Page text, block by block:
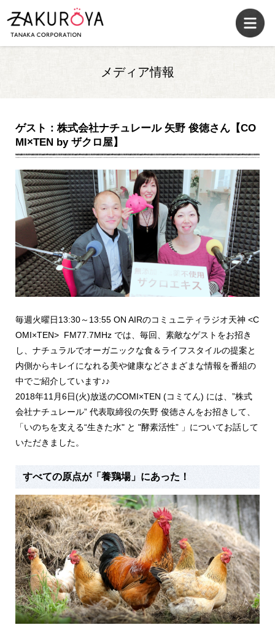
メディア情報
ゲスト：株式会社ナチュレール 矢野 俊徳さん【CO
MI×TEN by ザクロ屋】
毎週火曜日13:30～13:55 ON AIRのコミュニティラジオ天神 <C
OMI×TEN> FM77.7MHz では、毎回、素敵なゲストをお招き
し、ナチュラルでオーガニックな食＆ライフスタイルの提案と
内側からキレイになれる美や健康などさまざまな情報を番組の
中でご紹介しています♪♪
2018年11月6日(火)放送のCOMI×TEN (コミてん) には、”株式
会社ナチュレール” 代表取締役の矢野 俊徳さんをお招きして、
「いのちを支える“生きた水" と "酵素活性” 」についてお話して
いただきました。
すべての原点が「養鶏場」にあった！